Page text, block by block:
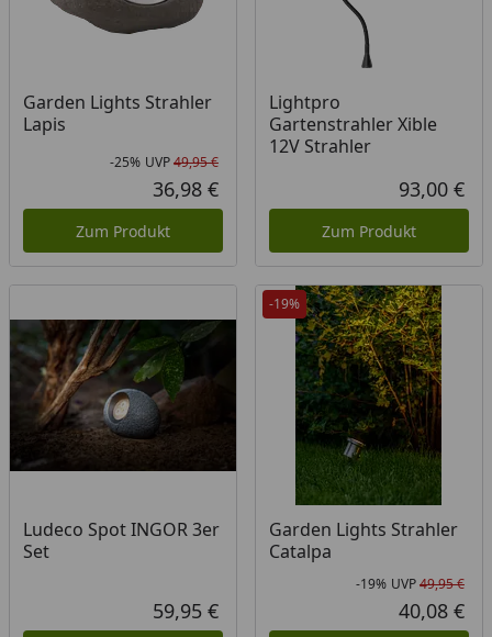
Garden Lights Strahler
Lapis
Rabatt in Prozent
-25%
Ursprünglicher Preis
UVP49,95 €
Aktueller Preis
36,98 €
Zum Produkt
Lightpro
Gartenstrahler Xible
12V Strahler
93,00 €
Zum Produkt
Ludeco Spot INGOR 3er
Set
Aktueller Preis
59,95 €
-19%
Garden Lights Strahler
Catalpa
-19% UVP49,95 €
40,08 €